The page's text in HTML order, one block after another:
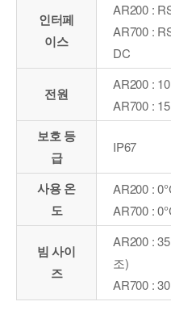
인터페
이스
AR200 :
AR700 :
DC
전원
AR200 :
AR700 :
보호 등
급
IP67
사용 온
도
AR200 :
AR700 :
빔 사이
즈
AR200 :
조)
AR700 :